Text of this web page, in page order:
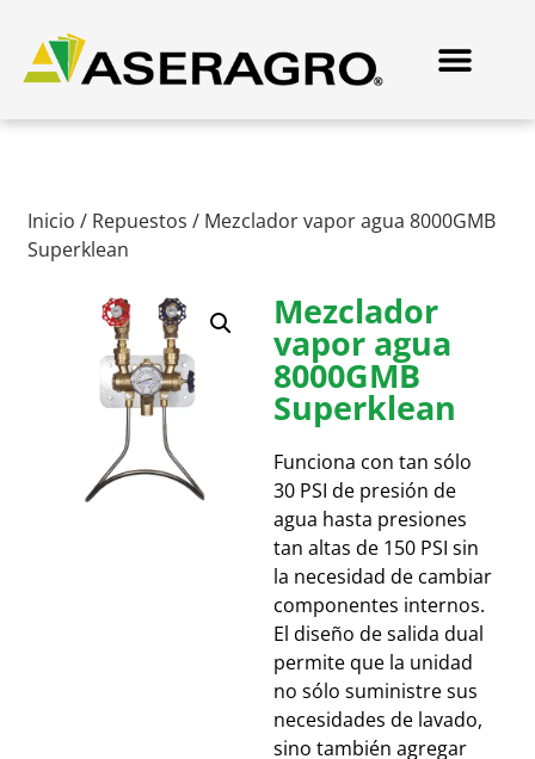
Inicio / Repuestos / Mezclador vapor agua 8000GMB
Superklean
Mezclador
vapor agua
8000GMB
Superklean
Funciona con tan sólo
30 PSI de presión de
agua hasta presiones
tan altas de 150 PSI sin
la necesidad de cambiar
componentes internos.
El diseño de salida dual
permite que la unidad
no sólo suministre sus
necesidades de lavado,
sino también agregar